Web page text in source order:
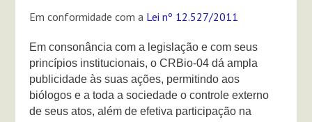
Em conformidade com a Lei nº 12.527/2011
Em consonância com a legislação e com seus
princípios institucionais, o CRBio-04 dá ampla
publicidade às suas ações, permitindo aos
biólogos e a toda a sociedade o controle externo
de seus atos, além de efetiva participação na